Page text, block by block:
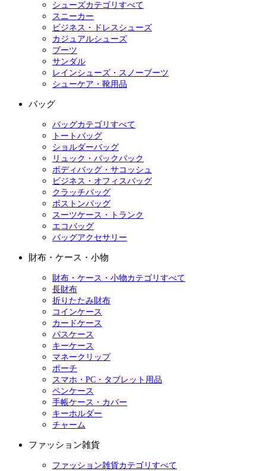
シューズカテゴリすべて
スニーカー
ビジネス・ドレスシューズ
カジュアルシューズ
ブーツ
サンダル
レインシューズ・スノーブーツ
シューケア・靴用品
バッグ
バッグカテゴリすべて
トートバッグ
ショルダーバッグ
リュック・バックパック
ボディバッグ・サコッシュ
ビジネス・オフィスバッグ
クラッチバッグ
ボストンバッグ
スーツケース・トランク
エコバッグ
バッグアクセサリー
財布・ケース・小物
財布・ケース・小物カテゴリすべて
長財布
折りたたみ財布
コインケース
カードケース
パスケース
キーケース
マネークリップ
ポーチ
スマホ・PC・タブレット用品
ペンケース
手帳ケース・カバー
キーホルダー
チャーム
ファッション雑貨
ファッション雑貨カテゴリすべて